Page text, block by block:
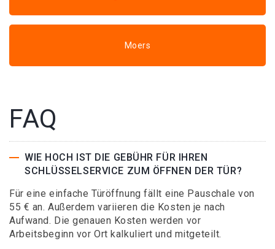
Moers
FAQ
WIE HOCH IST DIE GEBÜHR FÜR IHREN
SCHLÜSSELSERVICE ZUM ÖFFNEN DER TÜR?
Für eine einfache Türöffnung fällt eine Pauschale von
55 € an. Außerdem variieren die Kosten je nach
Aufwand. Die genauen Kosten werden vor
Arbeitsbeginn vor Ort kalkuliert und mitgeteilt.